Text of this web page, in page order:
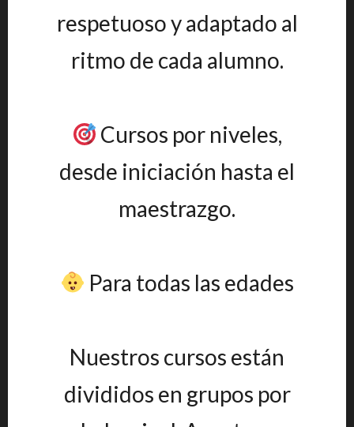
respetuoso y adaptado al
ritmo de cada alumno.
Cursos por niveles,
desde iniciación hasta el
maestrazgo.
Para todas las edades
Nuestros cursos están
divididos en grupos por